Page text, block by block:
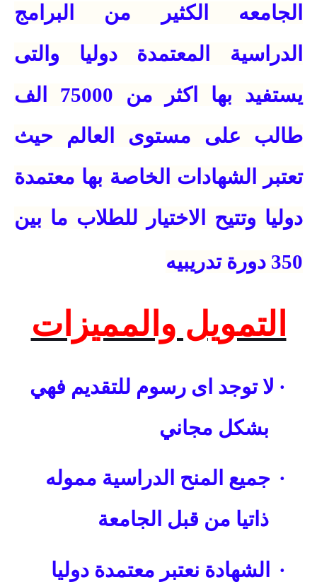
الجامعه الكثير من البرامج
الدراسية المعتمدة دوليا والتى
يستفيد بها اكثر من 75000 الف
طالب على مستوى العالم حيث
تعتبر الشهادات الخاصة بها معتمدة
دوليا وتتيح الاختيار للطلاب ما بين
350 دورة تدريبيه
التمويل والمميزات
· لا توجد اى رسوم للتقديم فهي
بشكل مجاني
· جميع المنح الدراسية مموله
ذاتيا من قبل الجامعة
· الشهادة نعتبر معتمدة دوليا